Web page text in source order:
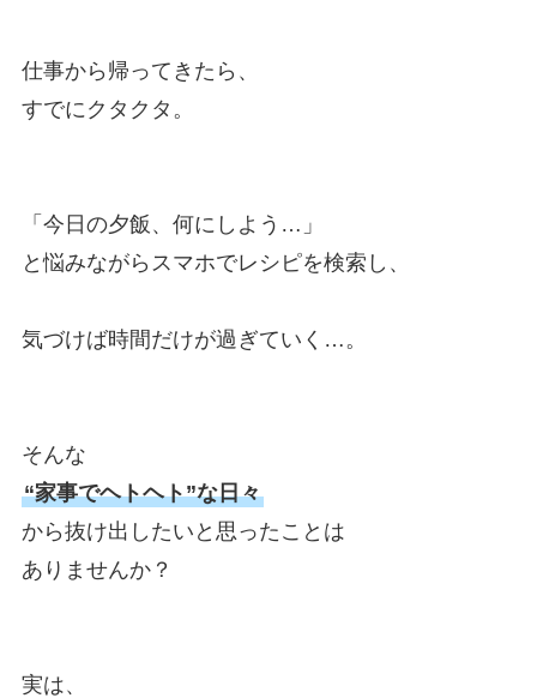
仕事から帰ってきたら、
すでにクタクタ。
「今日の夕飯、何にしよう…」
と悩みながらスマホでレシピを検索し、
気づけば時間だけが過ぎていく…。
そんな
“家事でヘトヘト”な日々
から抜け出したいと思ったことは
ありませんか？
実は、